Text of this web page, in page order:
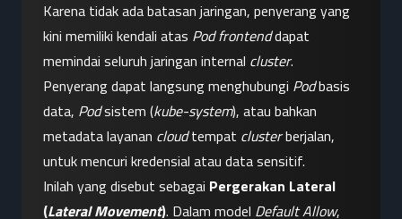
Karena tidak ada batasan jaringan, penyerang yang
kini memiliki kendali atas Pod frontend dapat
memindai seluruh jaringan internal cluster.
Penyerang dapat langsung menghubungi Pod basis
data, Pod sistem (kube-system), atau bahkan
metadata layanan cloud tempat cluster berjalan,
untuk mencuri kredensial atau data sensitif.
Inilah yang disebut sebagai Pergerakan Lateral
(Lateral Movement). Dalam model Default Allow,